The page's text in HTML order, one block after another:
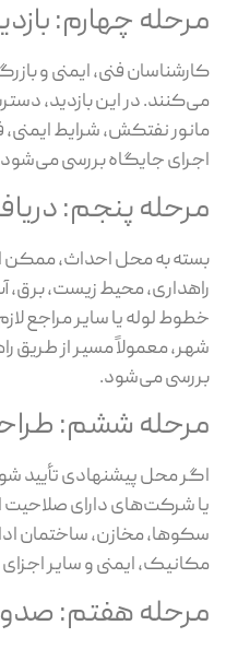
چهارم:
فنی، ایمنی و
در این بازدید،
نفتکش، شرایط ایمنی،
جایگاه بررسی می‌شود.
پنجم:
به محل احداث، ممکن است
محیط زیست، برق، آب،
لوله یا سایر مراجع لازم
معمولاً مسیر از طریق
می‌شود.
ششم: طراحی
محل پیشنهادی تأیید شود،
شرکت‌های دارای صلاحیت
مخازن، ساختمان
ایمنی و سایر اجزای
هفتم: صدور